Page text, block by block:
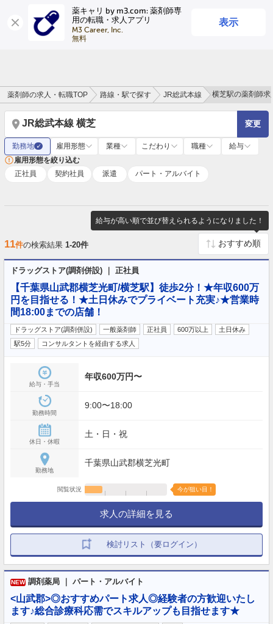
薬キャリ by m3.com: 薬剤師専
用の転職・求人アプリ
M3 Career, Inc.
無料
表示
ログイン
薬剤師の求人・転職TOP 路線・駅で探す JR総武本線 横芝駅の薬剤師求
JR総武本線 横芝 変更
勤務地 ✓ 雇用形態 業種 こだわり 職種
給与
雇用形態を絞り込む
正社員
契約社員 派遣 パート・アルバイト
給与が高い順で並び替えられるようになりました！
11件の検索結果 1-20件
ドラッグストア(調剤併設) ｜ 正社員
【千葉県山武郡横芝光町/横芝駅】徒歩2分！★年収600万
円を目指せる！★土日休みでプライベート充実♪★営業時
間18:00までの店舗！
ドラッグストア(調剤併設) 一般薬剤師 正社員 600万以上
土日休み
駅5分
コンサルタントを経由する求人
給与・手当
年収600万円〜
勤務時間
9:00〜18:00
休日・休暇
土・日・祝
勤務地
千葉県山武郡横芝光町
閲覧状況 今が狙い目！
求人の詳細を見る
検討リスト（要ログイン）
NEW 調剤薬局 ｜ パート・アルバイト
<山武郡>◎おすすめパート求人◎経験者の方歓迎いたし
ます♪総合診療科応需でスキルアップも目指せます★